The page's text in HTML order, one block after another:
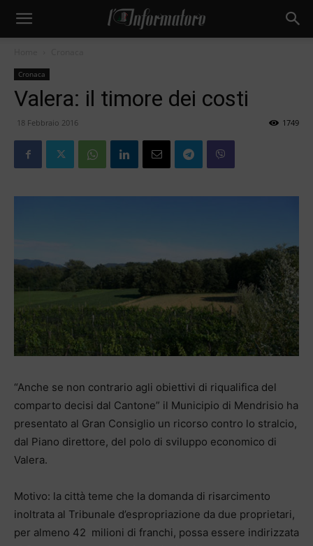
Cronaca
Valera: il timore dei costi
18 Febbraio 2016 1749
“Anche se non contrario agli obiettivi di riqualifica del
comparto decisi dal Cantone” il Municipio di Mendrisio ha
presentato al Gran Consiglio un ricorso contro lo stralcio,
dal Piano direttore, del polo di sviluppo economico di
Valera.
Motivo: la città teme che la domanda di risarcimento
inoltrata al Tribunale d’espropriazione da due proprietari,
per almeno 42 milioni di franchi, possa essere indirizzata